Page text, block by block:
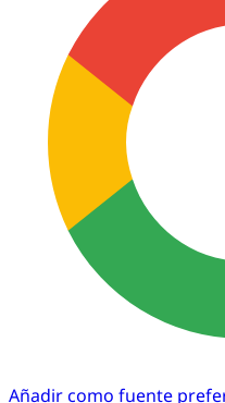
Añadir como fuente